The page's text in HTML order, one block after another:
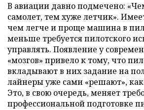
В авиации давно подмечено:
самолет, тем хуже летчик».
чем легче и проще машина в
меньше требуется пилотского
управлять. Появление у
«мозгов» привело к тому, что
вкладывают в них задание на
лайнеры уже сами «решают»,
Это, в свою очередь, меняет
профессиональной подготовке